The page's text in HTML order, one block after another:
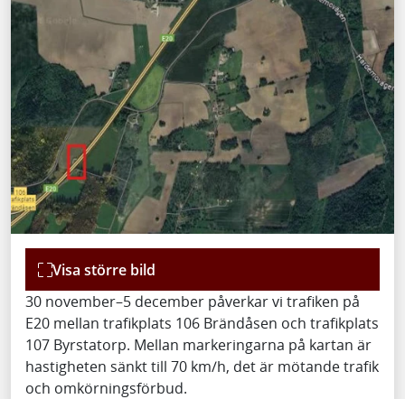
30 november–5 december påverkar vi trafiken på
E20 mellan trafikplats 106 Brändåsen och trafikplats
107 Byrstatorp. Mellan markeringarna på kartan är
hastigheten sänkt till 70 km/h, det är mötande trafik
och omkörningsförbud.
Visa större bild